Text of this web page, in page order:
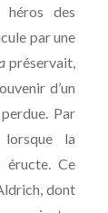
des
par une
préservait,
d’un
Par
lorsque la
éructe. Ce
dont